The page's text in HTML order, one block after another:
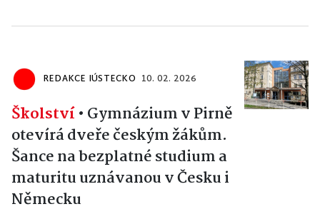
REDAKCE IÚSTECKO 10. 02. 2026
Školství• Gymnázium v Pirně
otevírá dveře českým žákům.
Šance na bezplatné studium a
maturitu uznávanou v Česku i
Německu